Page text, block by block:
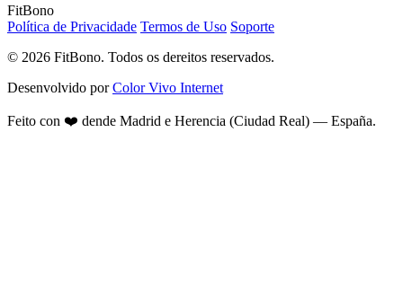
FitBono
Política de Privacidade Termos de Uso Soporte
© 2026 FitBono. Todos os dereitos reservados.
Desenvolvido porColor Vivo Internet
Feito con ❤️ dende Madrid e Herencia (Ciudad Real) — España.